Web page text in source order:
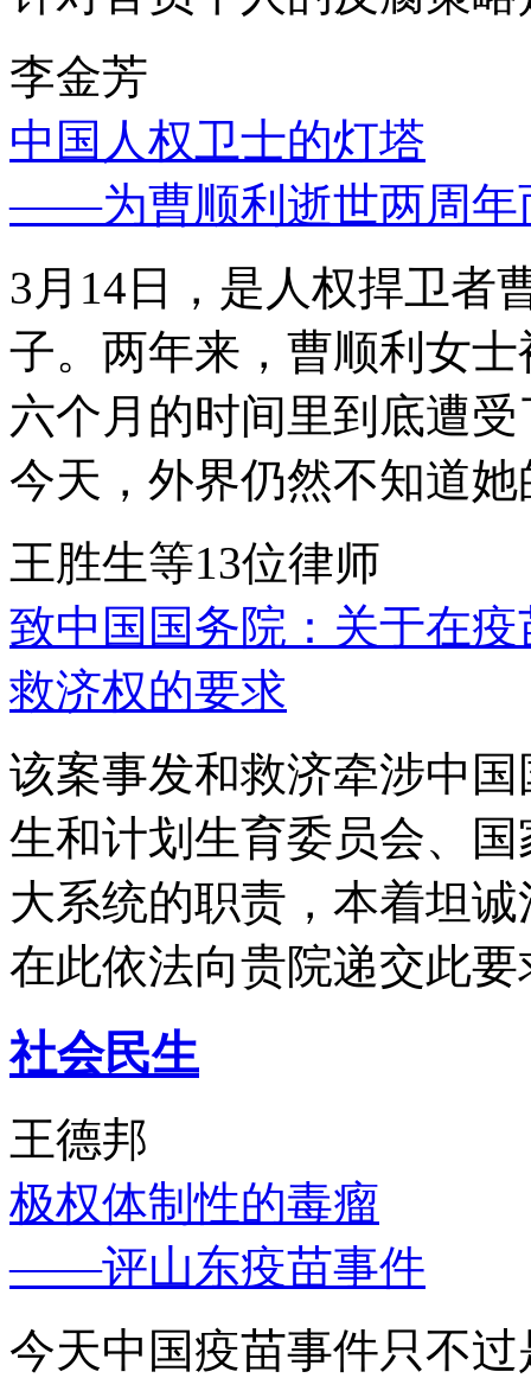
李金芳
中国人权卫士的灯塔
——为曹顺利逝世两周年
3月14日，是人权捍卫者
子。两年来，曹顺利女
六个月的时间里到底遭
今天，外界仍然不知道
王胜生等13位律师
致中国国务院：关于在
救济权的要求
该案事发和救济牵涉中
生和计划生育委员会、
大系统的职责，本着坦
在此依法向贵院递交此要
社会民生
王德邦
极权体制性的毒瘤
——评山东疫苗事件
今天中国疫苗事件只不